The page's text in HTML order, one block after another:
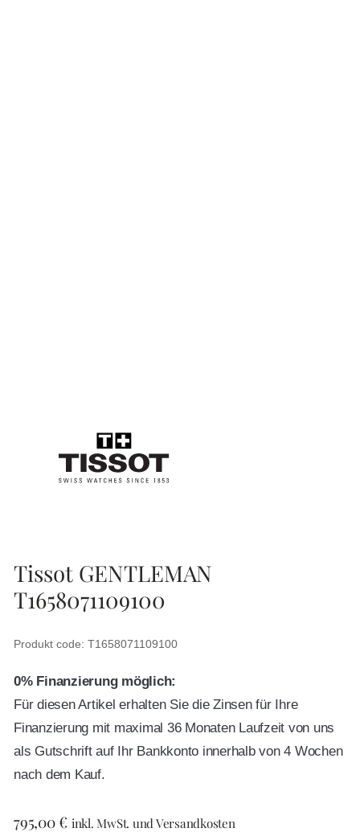
Tissot GENTLEMAN
T1658071109100
Produkt code: T1658071109100
0% Finanzierung möglich:
Für diesen Artikel erhalten Sie die Zinsen für Ihre
Finanzierung mit maximal 36 Monaten Laufzeit von uns
als Gutschrift auf Ihr Bankkonto innerhalb von 4 Wochen
nach dem Kauf.
795,00€ inkl. MwSt. und Versandkosten